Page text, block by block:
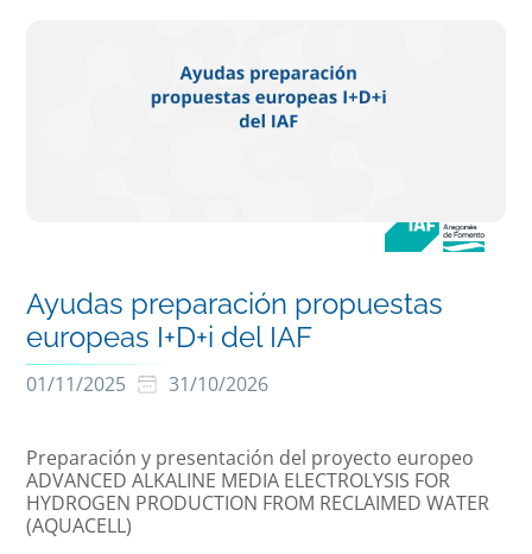
Ayudas preparación propuestas
europeas I+D+i del IAF
01/11/2025 31/10/2026
Preparación y presentación del proyecto europeo
ADVANCED ALKALINE MEDIA ELECTROLYSIS FOR
HYDROGEN PRODUCTION FROM RECLAIMED WATER
(AQUACELL)